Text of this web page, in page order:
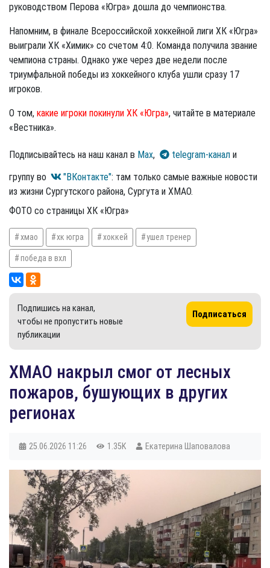
руководством Перова «Югра» дошла до чемпионства.
Напомним, в финале Всероссийской хоккейной лиги ХК «Югра»
выиграли ХК «Химик» со счетом 4:0. Команда получила звание
чемпиона страны. Однако уже через две недели после
триумфальной победы из хоккейного клуба ушли сразу 17
игроков.
О том, какие игроки покинули ХК «Югра», читайте в материале
«Вестника».
Подписывайтесь на наш канал в Max, telegram-канал и
группу во
"ВКонтакте": там только самые важные новости
из жизни Сургутского района, Сургута и ХМАО.
ФОТО со страницы ХК «Югра»
хмао хк югра хоккей ушел тренер
победа в вхл
Подпишись на канал,
чтобы не пропустить новые
публикации
Подписаться
ХМАО накрыл смог от лесных
пожаров, бушующих в других
регионах
25.06.2026 11:26 1.35K Екатерина Шаповалова